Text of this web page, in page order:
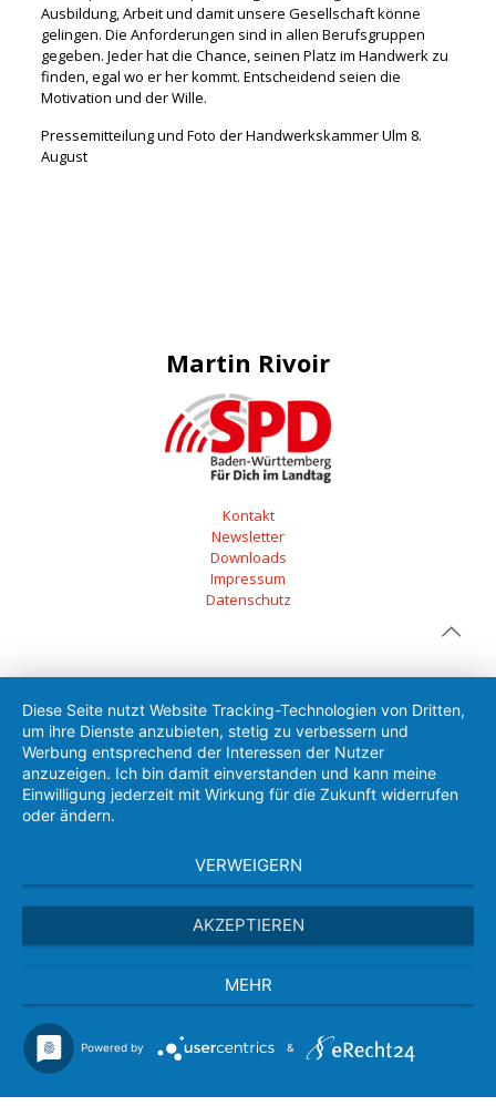
Ausbildung, Arbeit und damit unsere Gesellschaft könne
gelingen. Die Anforderungen sind in allen Berufsgruppen
gegeben. Jeder hat die Chance, seinen Platz im Handwerk zu
finden, egal wo er her kommt. Entscheidend seien die
Motivation und der Wille.
Pressemitteilung und Foto der Handwerkskammer Ulm 8.
August
Martin Rivoir
Kontakt
Newsletter
Downloads
Impressum
Datenschutz
Diese Seite nutzt Website Tracking-Technologien von Dritten,
um ihre Dienste anzubieten, stetig zu verbessern und
Werbung entsprechend der Interessen der Nutzer
anzuzeigen. Ich bin damit einverstanden und kann meine
Einwilligung jederzeit mit Wirkung für die Zukunft widerrufen
oder ändern.
VERWEIGERN
AKZEPTIEREN
MEHR
Powered by &